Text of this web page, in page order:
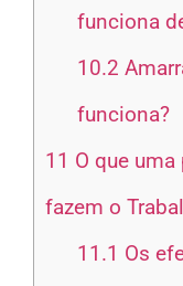
funciona
10.2
funciona?
11 O que
fazem o
11.1 Os